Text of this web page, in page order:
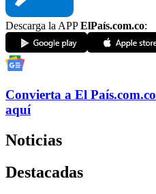
Descarga la APPElPaís.com.co:
Convierta a El País.com.co
aquí
Noticias
Destacadas